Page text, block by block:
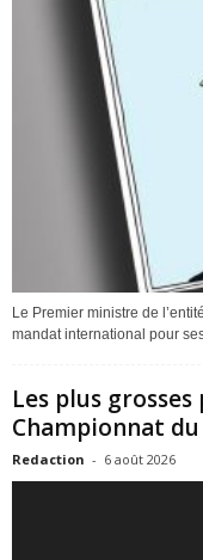
Le Premier ministre de
mandat international pour
Les plus
Championnat du
Redaction - 6 août 2026